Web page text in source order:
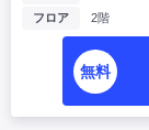
フロア
2階
無料